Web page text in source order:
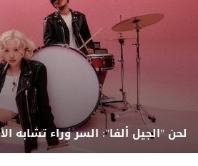
لحن "الجيل ألفا": السر وراء تشابه